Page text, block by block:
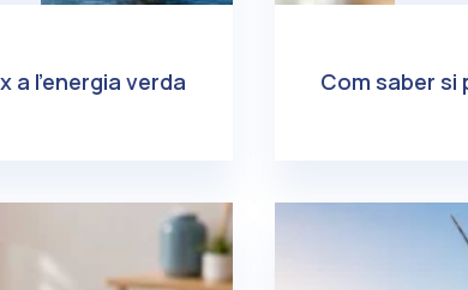
a l’energia verda Com saber